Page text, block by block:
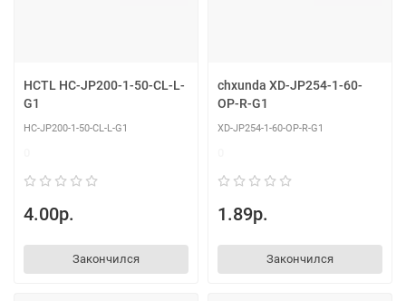
HCTL HC-JP200-1-50-CL-L-
G1
HC-JP200-1-50-CL-L-G1
4.00р.
Закончился
chxunda XD-JP254-1-60-
OP-R-G1
XD-JP254-1-60-OP-R-G1
1.89р.
Закончился